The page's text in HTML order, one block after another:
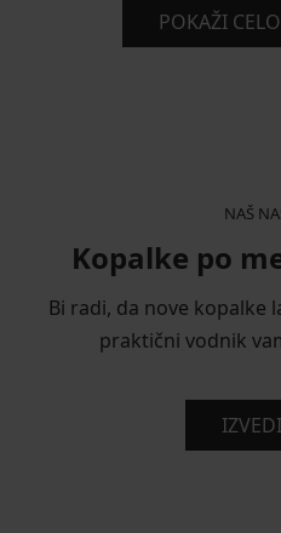
POKAŽI
NAŠ
Kopalke po
Bi radi, da nove kopalke
praktični vodnik